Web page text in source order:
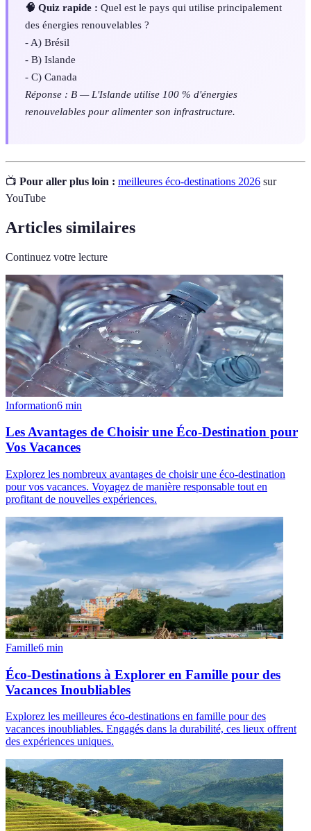
🧠 Quiz rapide : Quel est le pays qui utilise principalement
des énergies renouvelables ?
- A) Brésil
- B) Islande
- C) Canada
Réponse : B — L'Islande utilise 100 % d'énergies
renouvelables pour alimenter son infrastructure.
📺 Pour aller plus loin : meilleures éco-destinations 2026 sur
YouTube
Articles similaires
Continuez votre lecture
Information6 min
Les Avantages de Choisir une Éco-Destination pour
Vos Vacances
Explorez les nombreux avantages de choisir une éco-destination
pour vos vacances. Voyagez de manière responsable tout en
profitant de nouvelles expériences.
Famille6 min
Éco-Destinations à Explorer en Famille pour des
Vacances Inoubliables
Explorez les meilleures éco-destinations en famille pour des
vacances inoubliables. Engagés dans la durabilité, ces lieux offrent
des expériences uniques.